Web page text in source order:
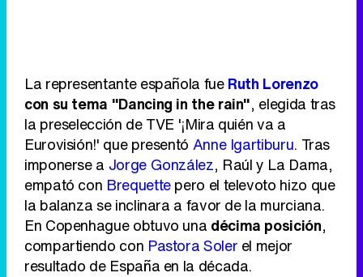
La representante española fueRuth Lorenzo
con su tema "Dancing in the rain", elegida tras
la preselección de TVE '¡Mira quién va a
Eurovisión!' que presentó Anne Igartiburu. Tras
imponerse a Jorge González, Raúl y La Dama,
empató con Brequettepero el televoto hizo que
la balanza se inclinara a favor de la murciana.
En Copenhague obtuvo una décima posición,
compartiendo con Pastora Soler el mejor
resultado de España en la década.